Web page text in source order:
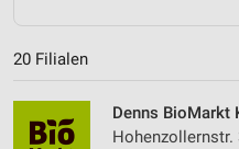
20 Filialen
Denns BioMarkt
Hohenzollernstr.